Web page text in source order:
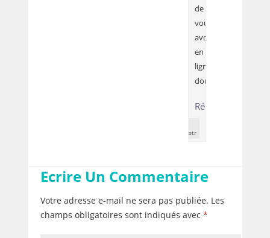
de
vous
avoir
en
ligne
donc.
Répondre
Authotr
EcrireUn Commentaire
Votre adresse e-mail ne sera pas publiée. Les
champs obligatoires sont indiqués avec *